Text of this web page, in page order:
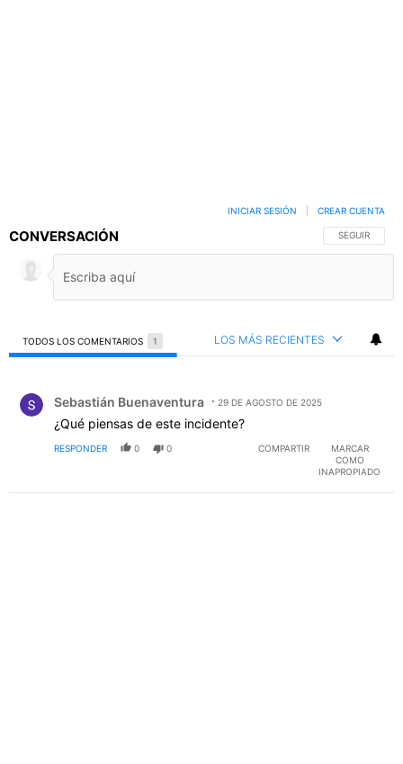
CONVERSACIÓN SIGA ESTA
SEGUIR
INICIAR SESIÓN CREAR CUENTA
TODOS LOS COMENTARIOS 1 LOS MÁS RECIENTES
Sebastián Buenaventura 29 DE AGOSTO DE 2025
¿Qué piensas de este incidente?
RESPONDER 0 0 COMPARTIR
MARCAR
COMO
INAPROPIADO